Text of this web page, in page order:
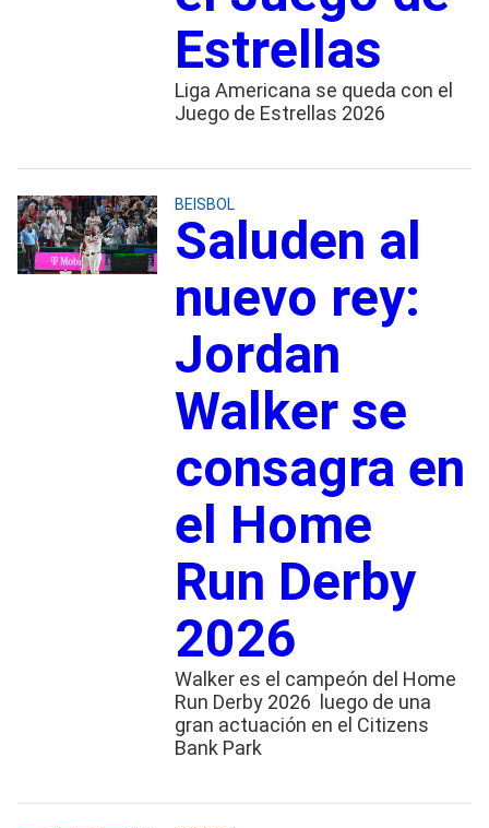
Estrellas
Liga Americana se queda con el
Juego de Estrellas 2026
BEISBOL
Saluden al
nuevo rey:
Jordan
Walker se
consagra en
el Home
Run Derby
2026
Walker es el campeón del Home
Run Derby 2026 luego de una
gran actuación en el Citizens
Bank Park